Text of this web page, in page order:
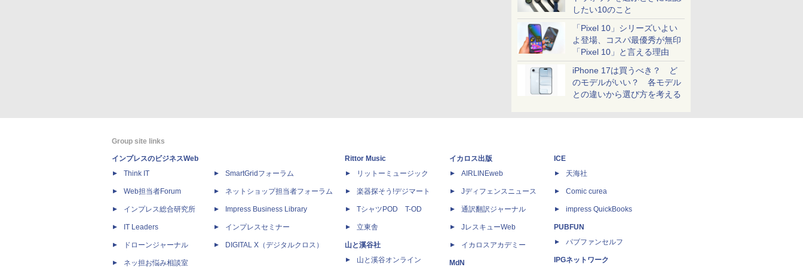
したい10のこと
「Pixel 10」シリーズいよい
よ登場、コスパ最優秀が無印
「Pixel 10」と言える理由
iPhone 17は買うべき？ ど
のモデルがいい？ 各モデル
との違いから選び方を考える
Group site links
インプレスのビジネスWeb
Think IT
Web担当者Forum
インプレス総合研究所
IT Leaders
ドローンジャーナル
ネッ担お悩み相談室
SmartGridフォーラム
ネットショップ担当者フォーラム
Impress Business Library
インプレスセミナー
DIGITAL X（デジタルクロス）
Rittor Music
リットーミュージック
楽器探そう!デジマート
TシャツPOD T-OD
立東舎
山と溪谷社
山と溪谷オンライン
イカロス出版
AIRLINEweb
Jディフェンスニュース
通訳翻訳ジャーナル
JレスキューWeb
イカロスアカデミー
MdN
ICE
天海社
Comic curea
impress QuickBooks
PUBFUN
パブファンセルフ
IPGネットワーク